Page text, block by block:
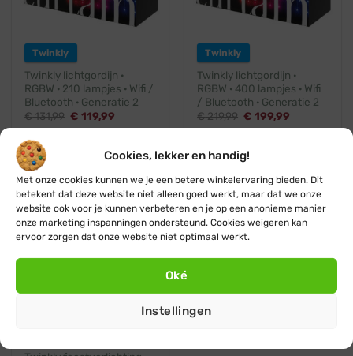
Cookies, lekker en handig!
Met onze cookies kunnen we je een betere winkelervaring bieden. Dit
betekent dat deze website niet alleen goed werkt, maar dat we onze
website ook voor je kunnen verbeteren en je op een anonieme manier
onze marketing inspanningen ondersteund. Cookies weigeren kan
ervoor zorgen dat onze website niet optimaal werkt.
Oké
Instellingen
Twinkly
Twinkly lichtgordijn ·
RGBW · 210 lampjes · Wifi /
Bluetooth · Generatie 2
€131,99 Oorspronkelijke
prijs
€ 119,99
prijs
Twinkly
Twinkly lichtgordijn ·
RGBW · 400 lampjes · Wifi
/ Bluetooth · Generatie 2
€219,99 Oorspronkelijke
prijs
€ 199,99
prijs
Helaas al uitverkocht
Ontvang een seintje